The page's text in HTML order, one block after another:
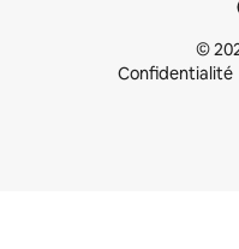
©
Confidentialité